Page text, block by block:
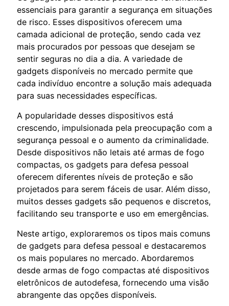
essenciais para garantir a segurança em situações
de risco. Esses dispositivos oferecem uma
camada adicional de proteção, sendo cada vez
mais procurados por pessoas que desejam se
sentir seguras no dia a dia. A variedade de
gadgets disponíveis no mercado permite que
cada indivíduo encontre a solução mais adequada
para suas necessidades específicas.
A popularidade desses dispositivos está
crescendo, impulsionada pela preocupação com a
segurança pessoal e o aumento da criminalidade.
Desde dispositivos não letais até armas de fogo
compactas, os gadgets para defesa pessoal
oferecem diferentes níveis de proteção e são
projetados para serem fáceis de usar. Além disso,
muitos desses gadgets são pequenos e discretos,
facilitando seu transporte e uso em emergências.
Neste artigo, exploraremos os tipos mais comuns
de gadgets para defesa pessoal e destacaremos
os mais populares no mercado. Abordaremos
desde armas de fogo compactas até dispositivos
eletrônicos de autodefesa, fornecendo uma visão
abrangente das opções disponíveis.